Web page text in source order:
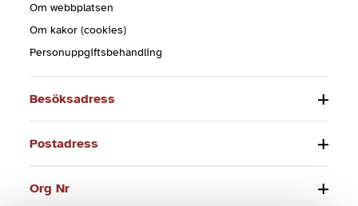
Om webbplatsen
Om kakor (cookies)
Personuppgiftsbehandling
Besöksadress
Postadress
Org Nr